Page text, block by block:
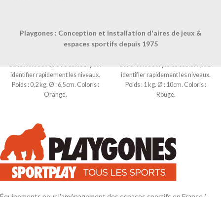
Playgones : Conception et installation d'aires de jeux &
espaces sportifs depuis 1975
Balle lestée souple de couleur pour
identifier rapidement les niveaux.
Poids : 0,2 kg. Ø : 6,5cm. Coloris :
Orange.
Balle lestée souple de couleur pour
identifier rapidement les niveaux.
Poids : 1 kg. Ø : 10cm. Coloris :
Rouge.